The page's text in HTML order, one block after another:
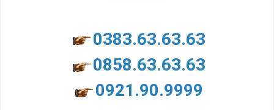
0383.63.63.63
0858.63.63.63
0921.90.9999